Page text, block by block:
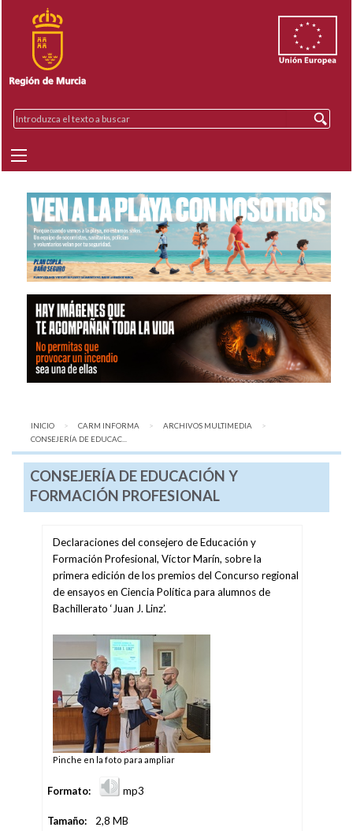
INICIO CARM INFORMA
ARCHIVOS MULTIMEDIA
AQUÍ:
CONSEJERÍA DE EDUCAC...
CONSEJERÍA DE EDUCACIÓN Y
FORMACIÓN PROFESIONAL
Declaraciones del consejero de Educación y
Formación Profesional, Víctor Marín, sobre la
primera edición de los premios del Concurso regional
de ensayos en Ciencia Política para alumnos de
Bachillerato ‘Juan J. Linz’.
Pinche en la foto para ampliar
Formato: mp3
Tamaño: 2,8 MB